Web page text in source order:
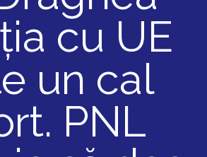
cu UE
un cal
PNL